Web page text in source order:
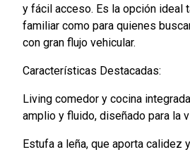
y fácil acceso. Es la opción ideal
familiar como para quienes
con gran flujo vehicular.
Características Destacadas:
Living comedor y cocina
amplio y fluido, diseñado para la
Estufa a leña, que aporta calidez